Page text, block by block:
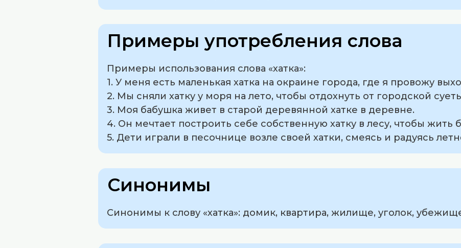
Примеры употребления слова
Примеры использования слова «хатка»:
1. У меня есть маленькая хатка на окраине города, где я провожу
2. Мы сняли хатку у моря на лето, чтобы отдохнуть от городской
3. Моя бабушка живет в старой деревянной хатке в деревне.
4. Он мечтает построить себе собственную хатку в лесу, чтобы жить
5. Дети играли в песочнице возле своей хатки, смеясь и радуясь
Синонимы
Синонимы к слову «хатка»: домик, квартира, жилище, уголок,